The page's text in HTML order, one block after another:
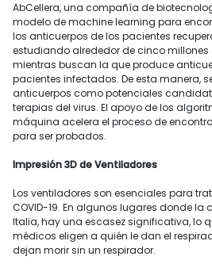
AbCellera, una compañía de
modelo de machine learning para
los anticuerpos de los pacientes
estudiando alrededor de cinco millones
mientras buscan la que produce
pacientes infectados. De esta manera,
anticuerpos como potenciales
terapias del virus. El apoyo de los
máquina acelera el proceso de
para ser probados.
Impresión 3D de Ventiladores
Los ventiladores son esenciales para
COVID-19. En algunos lugares donde la
Italia, hay una escasez significativa, lo
médicos eligen a quién le dan el
dejan morir sin un respirador.